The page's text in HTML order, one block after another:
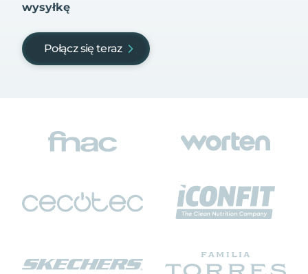
wysyłkę
Połącz się teraz